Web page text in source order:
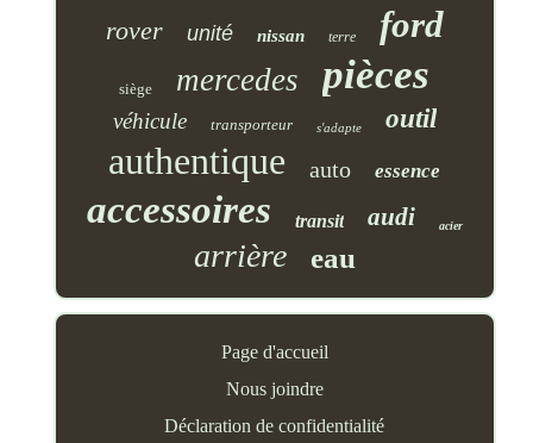
rover unité nissan terre ford
siège mercedes pièces
véhicule transporteur s'adapte outil
authentique auto essence
accessoires transit audi acier
arrière eau
Page d'accueil
Nous joindre
Déclaration de confidentialité